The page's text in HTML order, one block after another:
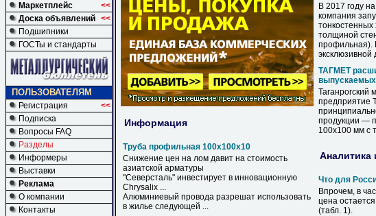
Маркетплейс
<<
Доска объявлений <<
Подшипники
ГОСТы и стандарты
ПОЛЬЗОВАТЕЛЯМ
Регистрация
<<
Подписка
Вопросы FAQ
Разделы
Информеры
Выставки
Реклама
О компании
Контакты
Информация
Труба профильная 100х100х10
Снижение цен на лом давит на стоимость
азиатской арматуры
"Северсталь" инвестирует в инновационную
Chrysalix ...
Алюминиевый провода разрешат использовать
в жилье следующей ...
В 2017 году
компания
толщиной
профильная).
эксклюзивной
ТАГМЕТ
выпускаемых
Таганрогский
предприятие
продукции —
100х100 мм с
Аналитика
Что для
Впрочем, в
цена
(табл. 1).